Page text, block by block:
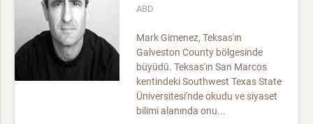
ABD
Mark Gimenez, Teksas'ın
Galveston County bölgesinde
büyüdü. Teksas'ın San Marcos
kentindeki Southwest Texas State
Üniversitesi'nde okudu ve siyaset
bilimi alanında onu...